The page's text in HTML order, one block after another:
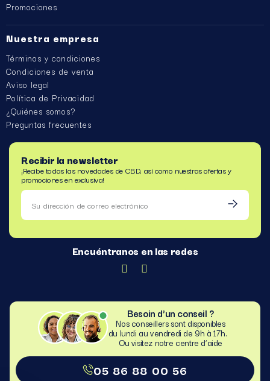
Promociones
Nuestra empresa
Términos y condiciones
Condiciones de venta
Aviso legal
Política de Privacidad
¿Quiénes somos?
Preguntas frecuentes
Recibir la newsletter
¡Recibe todas las novedades de CBD, así como nuestras ofertas y
promociones en exclusiva!
Encuéntranos en las redes
Besoin d'un conseil ?
Nos conseillers sont disponibles
du lundi au vendredi de 9h à 17h.
Ou visitez notre centre d’aide​
05 86 88 00 56